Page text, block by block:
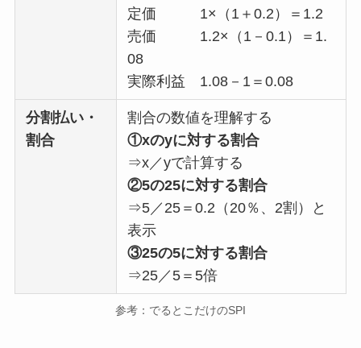
定価 1×（1＋0.2）＝1.2
売価 1.2×（1－0.1）＝1.
08
実際利益 1.08－1＝0.08
分割払い・
割合
割合の数値を理解する
①xのyに対する割合
⇒x／yで計算する
②5の25に対する割合
⇒5／25＝0.2（20％、2割）と
表示
③25の5に対する割合
⇒25／5＝5倍
参考：でるとこだけのSPI